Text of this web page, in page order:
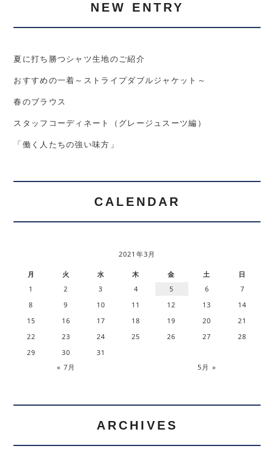
NEW ENTRY
夏に打ち勝つシャツ生地のご紹介
おすすめの一着～ストライプダブルジャケット～
春のブラウス
スタッフコーディネート（グレージュスーツ編）
「働く人たちの強い味方」
CALENDAR
2021年3月
月 火 水 木 金 土 日
« 7月 5月 »
1 2 3 4 5 6
7
8
9 10 11 12 13
14
15
16 17 18 19 20
21
22
23 24 25 26 27
28
29
30 31
ARCHIVES